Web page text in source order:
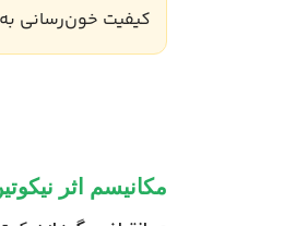
کیفیت خون‌رسانی
مکانیسم اثر